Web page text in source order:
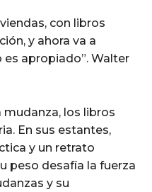
con libros
y ahora va a
apropiado”. Walter
los libros
En sus estantes,
y un retrato
peso desafía la fuerza
y su